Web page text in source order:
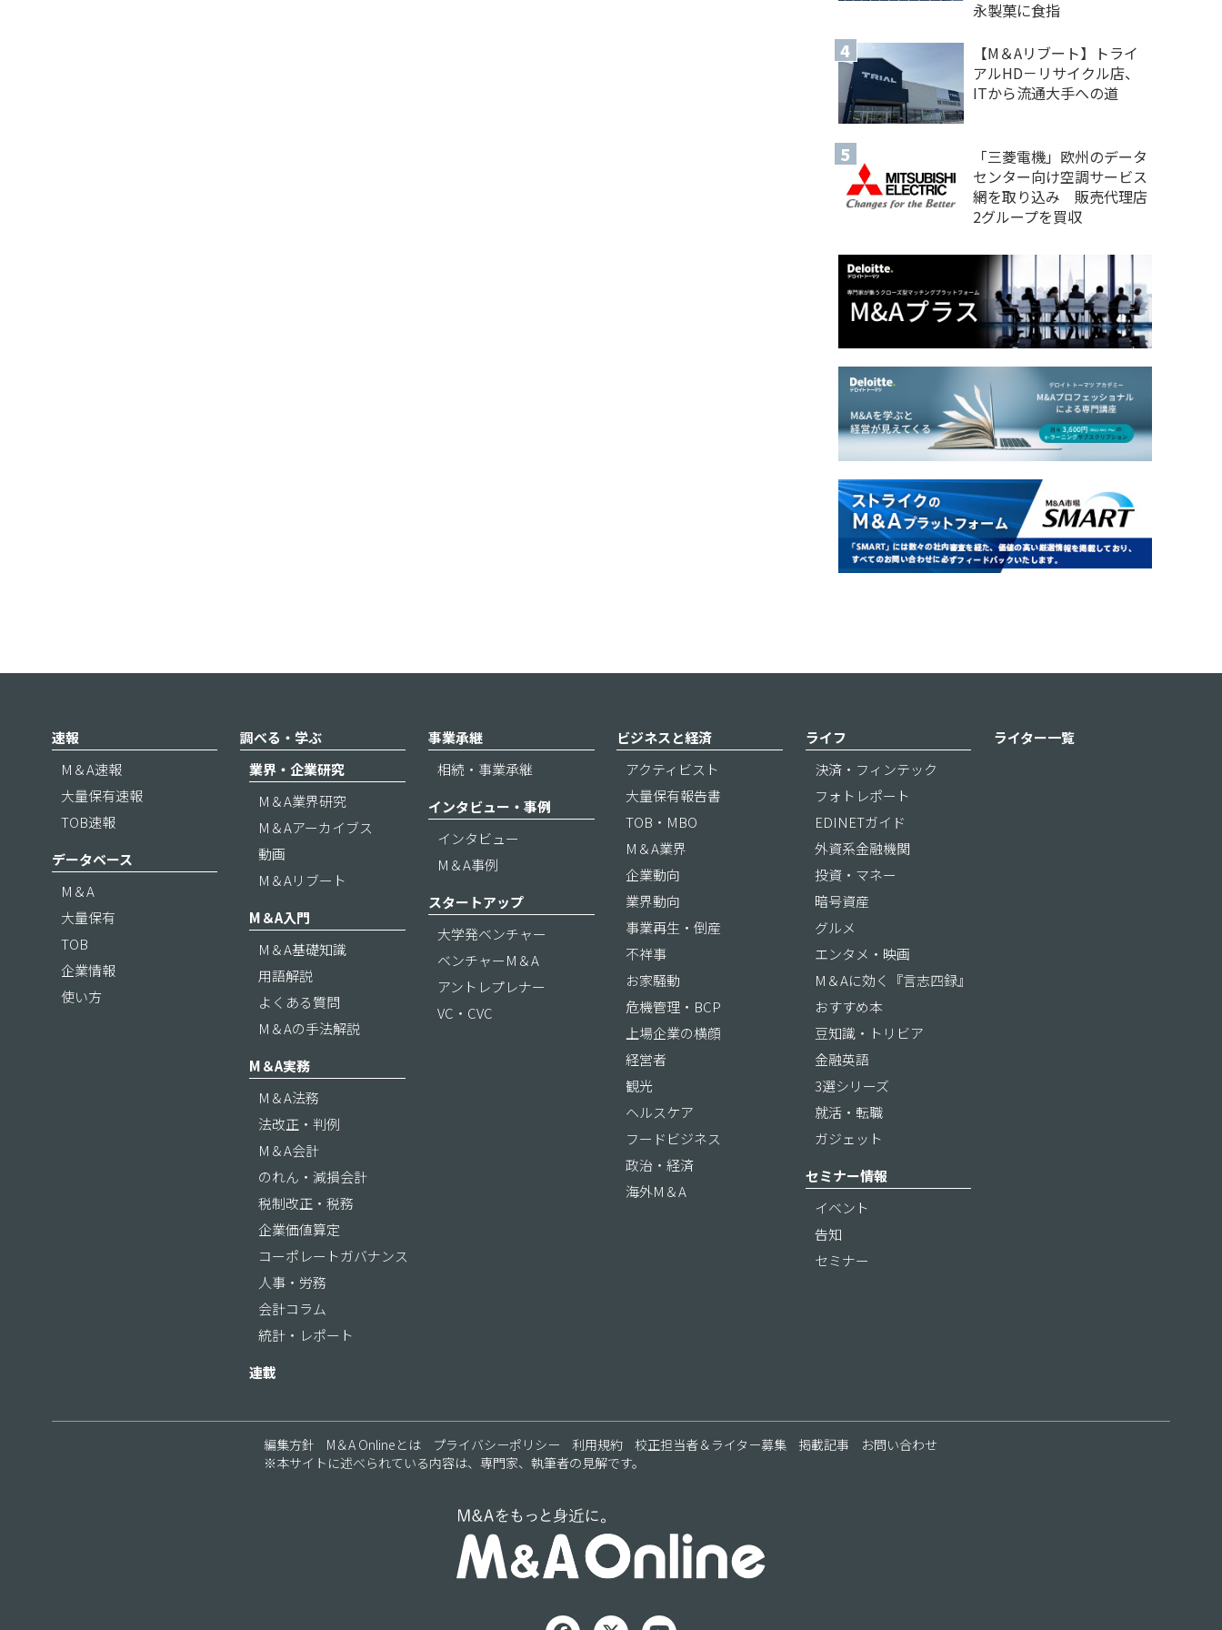
永製菓に食指
【M＆Aリブート】トライ
アルHD－リサイクル店、
ITから流通大手への道
「三菱電機」欧州のデータ
センター向け空調サービス
網を取り込み 販売代理店
2グループを買収
速報
M＆A速報
大量保有速報
TOB速報
データベース
M＆A
大量保有
TOB
企業情報
使い方
調べる・学ぶ
業界・企業研究
M＆A業界研究
M＆Aアーカイブス
動画
M＆Aリブート
M＆A入門
M＆A基礎知識
用語解説
よくある質問
M＆Aの手法解説
M＆A実務
M＆A法務
法改正・判例
M＆A会計
のれん・減損会計
税制改正・税務
企業価値算定
コーポレートガバナンス
人事・労務
会計コラム
統計・レポート
連載
事業承継
相続・事業承継
インタビュー・事例
インタビュー
M＆A事例
スタートアップ
大学発ベンチャー
ベンチャーM＆A
アントレプレナー
VC・CVC
ビジネスと経済
アクティビスト
大量保有報告書
TOB・MBO
M＆A業界
企業動向
業界動向
事業再生・倒産
不祥事
お家騒動
危機管理・BCP
上場企業の横顔
経営者
観光
ヘルスケア
フードビジネス
政治・経済
海外M＆A
ライフ
決済・フィンテック
フォトレポート
EDINETガイド
外資系金融機関
投資・マネー
暗号資産
グルメ
エンタメ・映画
M＆Aに効く『言志四録』
おすすめ本
豆知識・トリビア
金融英語
3選シリーズ
就活・転職
ガジェット
セミナー情報
イベント
告知
セミナー
ライター一覧
編集方針 M＆A Onlineとは プライバシーポリシー 利用規約 校正担当者＆ライター募集 掲載記事
お問い合わせ
※本サイトに述べられている内容は、専門家、執筆者の見解です。